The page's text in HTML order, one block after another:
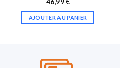
46,99€
AJOUTER AU PANIER